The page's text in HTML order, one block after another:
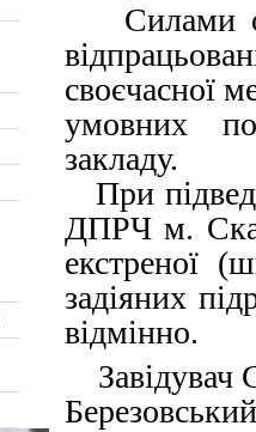
Силами
своєчасної
умовних
закладу.
При
ДПРЧ м.
екстреної
задіяних
відмінно.
Завідувач